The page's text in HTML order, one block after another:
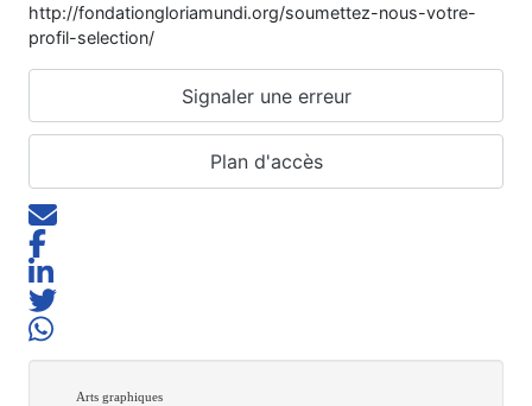
http://fondationgloriamundi.org/soumettez-nous-votre-
profil-selection/
Signaler une erreur
Plan d'accès
Arts graphiques